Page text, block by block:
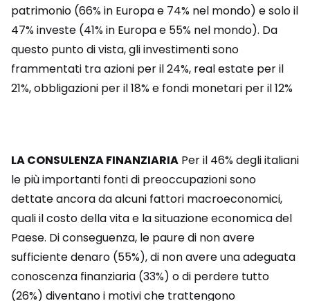
patrimonio (66% in Europa e 74% nel mondo) e solo il
47% investe (41% in Europa e 55% nel mondo). Da
questo punto di vista, gli investimenti sono
frammentati tra azioni per il 24%, real estate per il
21%, obbligazioni per il 18% e fondi monetari per il 12%
LA CONSULENZA FINANZIARIA Per il 46% degli italiani
le più importanti fonti di preoccupazioni sono
dettate ancora da alcuni fattori macroeconomici,
quali il costo della vita e la situazione economica del
Paese. Di conseguenza, le paure di non avere
sufficiente denaro (55%), di non avere una adeguata
conoscenza finanziaria (33%) o di perdere tutto
(26%) diventano i motivi che trattengono